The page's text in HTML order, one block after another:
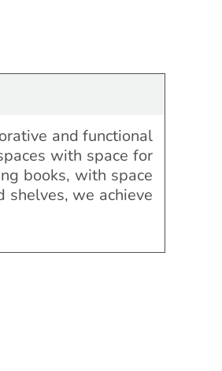
and functional
with space for
books, with space
shelves, we achieve